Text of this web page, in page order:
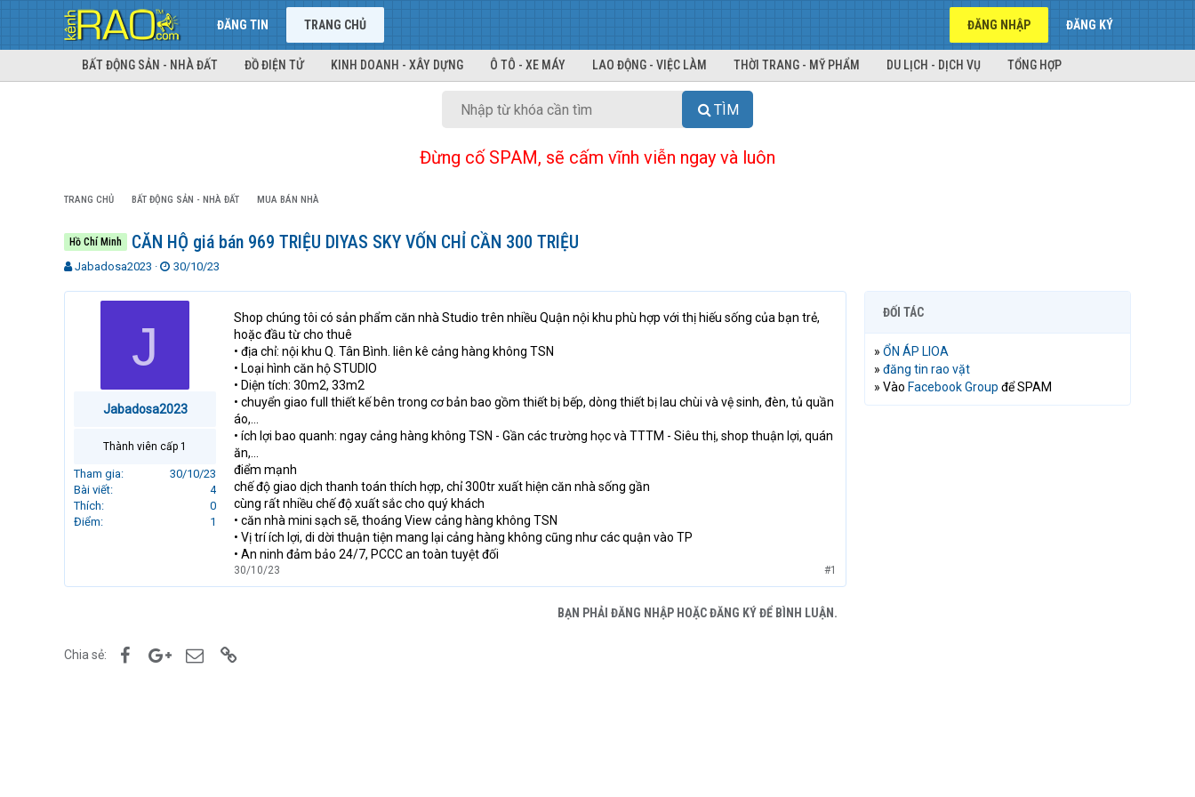
ĐĂNG TIN TRANG CHỦ ĐĂNG NHẬP ĐĂNG KÝ
BẤT ĐỘNG SẢN - NHÀ ĐẤT ĐỒ ĐIỆN TỬ KINH DOANH - XÂY DỰNG Ô TÔ - XE MÁY LAO ĐỘNG - VIỆC LÀM THỜI TRANG - MỸ PHẨM DU LỊCH - DỊCH VỤ TỔNG HỢP
TÌM
Đừng cố SPAM, sẽ cấm vĩnh viễn ngay và luôn
TRANG CHỦ BẤT ĐỘNG SẢN - NHÀ ĐẤT MUA BÁN NHÀ
Hồ Chí Minh CĂN HỘ giá bán 969 TRIỆU DIYAS SKY VỐN CHỈ CẦN 300 TRIỆU
T
Jabadosa2023
N
à
30/10/23
J
Jabadosa2023
Thành viên cấp 1
Tham gia
30/10/23
Bài viết
4
Thích
0
Điểm
1
Shop chúng tôi có sản phẩm căn nhà Studio trên nhiều Quận nội khu phù hợp với thị hiếu sống của bạn trẻ,
hoặc đầu từ cho thuê
• địa chỉ: nội khu Q. Tân Bình. liên kê cảng hàng không TSN
• Loại hình căn hộ STUDIO
• Diện tích: 30m2, 33m2
• chuyển giao full thiết kế bên trong cơ bản bao gồm thiết bị bếp, dòng thiết bị lau chùi và vệ sinh, đèn, tủ quần
áo,…
• ích lợi bao quanh: ngay cảng hàng không TSN - Gần các trường học và TTTM - Siêu thị, shop thuận lợi, quán
ăn,...
điểm mạnh
chế độ giao dịch thanh toán thích hợp, chỉ 300tr xuất hiện căn nhà sống gần
cùng rất nhiều chế độ xuất sắc cho quý khách
• căn nhà mini sạch sẽ, thoáng View cảng hàng không TSN
• Vị trí ích lợi, di dời thuận tiện mang lại cảng hàng không cũng như các quận vào TP
• An ninh đảm bảo 24/7, PCCC an toàn tuyệt đối
30/10/23 #1
BẠN PHẢI ĐĂNG NHẬP HOẶC ĐĂNG KÝ ĐỂ BÌNH LUẬN.
Chia sẻ: FacebookGoogle+Email
ĐỐI TÁC
» ỔN ÁP LIOA
» đăng tin rao vặt
» Vào Facebook Group để SPAM